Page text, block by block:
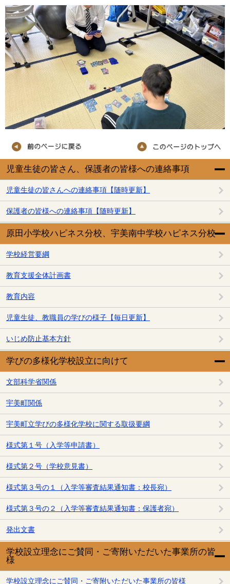
児童生徒の皆さん、保護者の皆様への連絡事項
児童生徒の皆さんへの連絡事項【随時更新】
保護者の皆様への連絡事項【随時更新】
原田小学校ハピネス分校、宇美南中学校ハピネス分校
学校経営要綱
教育支援全体計画書
教育内容
児童生徒、教職員の学びの様子【毎日更新】
いじめ防止基本方針
学びの多様化学校設立に向けて
文部科学省関係
宇美町関係
宇美町立学びの多様化学校に関する取扱要綱
様式第１号（入学等申請書）
様式第２号（学校意見書）
様式第３号の１（入学等審査結果通知書：校長宛）
様式第３号の２（入学等審査結果通知書：保護者宛）
発出文書
学校設立理念にご賛同・ご寄附いただいた事業所の皆
様
学校設立理念にご賛同・ご寄附いただいた事業所の皆様